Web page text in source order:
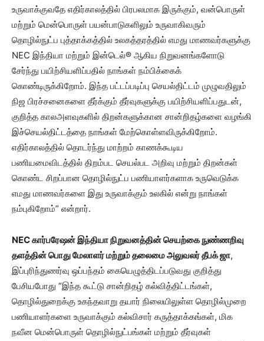
உருவாக்குவதே எதிர்காலத்தில் பிரபலமாக இருக்கும், வன்பொருள்
மற்றும் மென்பொருள் பயன்பாடுகளிலும் உருவாகிவரும்
தொழில்நுட்ப புத்தாக்கத்தில் உலகத்தரத்தில் எமது மாணவர்களுக்கு
NEC இந்தியா மற்றும் இன்டெல்® ஆகிய நிறுவனங்களோடு
சேர்ந்து பயிற்சியளிப்பதில் நாங்கள் நம்பிக்கைக்
கொண்டிருக்கிறோம். இந்த பட்டப்படிப்பு செயல்திட்டம் முழுவதிலும்
நிஜ பிரச்சனைகளை தீர்க்கும் தீர்வுகளுக்கு பயிற்சியளிப்பதுடன்,
குறித்த காலஅளவுகளில் திறன்களுக்கான சான்றிதழ்களை வழங்கி
இச்செயல்திட்டத்தை நாங்கள் மேற்கொள்ளவிருக்கிறோம்.
எதிர்காலத்தில் தொடர்ந்து மாற்றம் காணக்கூடிய
பணியமைவிடத்தில் திறம்பட செயல்பட அறிவு மற்றும் திறன்கள்
கொண்ட சிறப்பான தொழில்நுட்ப பணியாளர்களாக உருவெடுக்க
எமது மாணவர்களை இது உருவாக்கும் உலகில் என்று நாங்கள்
நம்புகிறோம்” என்றார்.
NEC கார்பரேஷன் இந்தியா நிறுவனத்தின் செயற்கை நுண்ணறிவு
தளத்தின் பொது மேலாளர் மற்றும் தலைமை அலுவலர் தீபக் ஜா,
இப்புரிந்துணர்வு ஒப்பந்தம் கையெழுத்திடப்படுவது குறித்து
பேசியபோது “இந்த கூட்டு சான்றிதழ் கல்வித்திட்டங்கள்,
தொழில்துறைக்கு உகந்தவாறு தயார் நிலையிலுள்ள தொழில்முறை
பணியாளர்களை உருவாக்கும் கல்விசார் கருத்தாக்கங்கள், மிக
நவீன மென்பொருள் தொழில்நுட்பங்கள் மற்றும் தீர்வுகள்